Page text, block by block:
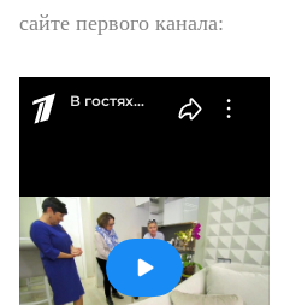
сайте первого канала: